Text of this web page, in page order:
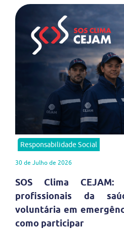
Responsabilidade Social
30 de Julho de 2026
SOS Clima CEJAM:
profissionais da
voluntária em
como participar